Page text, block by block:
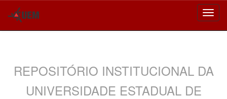
REPOSITÓRIO INSTITUCIONAL DA
UNIVERSIDADE ESTADUAL DE